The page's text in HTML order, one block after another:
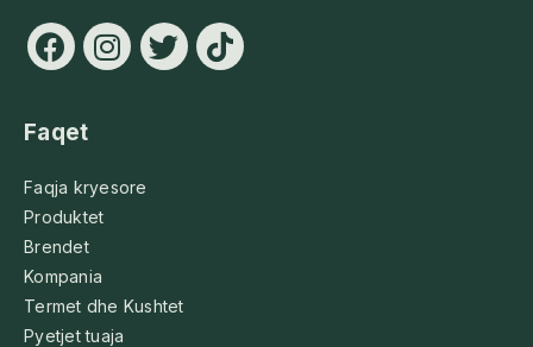
Faqet
Faqja kryesore
Produktet
Brendet
Kompania
Termet dhe Kushtet
Pyetjet tuaja